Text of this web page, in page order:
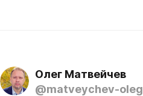
Олег Матвейчев
@matveychev-oleg